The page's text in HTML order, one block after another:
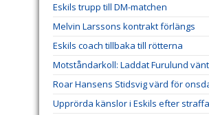
Eskils trupp till DM-matchen
Melvin Larssons kontrakt förlängs
Eskils coach tillbaka till rötterna
Motståndarkoll: Laddat Furulund
Roar Hansens Stidsvig värd för
Upprörda känslor i Eskils efter